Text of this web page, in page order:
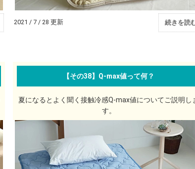
2021 / 7 / 28 更新 続きを読
【その38】Q-max値って何？
夏になるとよく聞く接触冷感Q-max値についてご説明し
す。